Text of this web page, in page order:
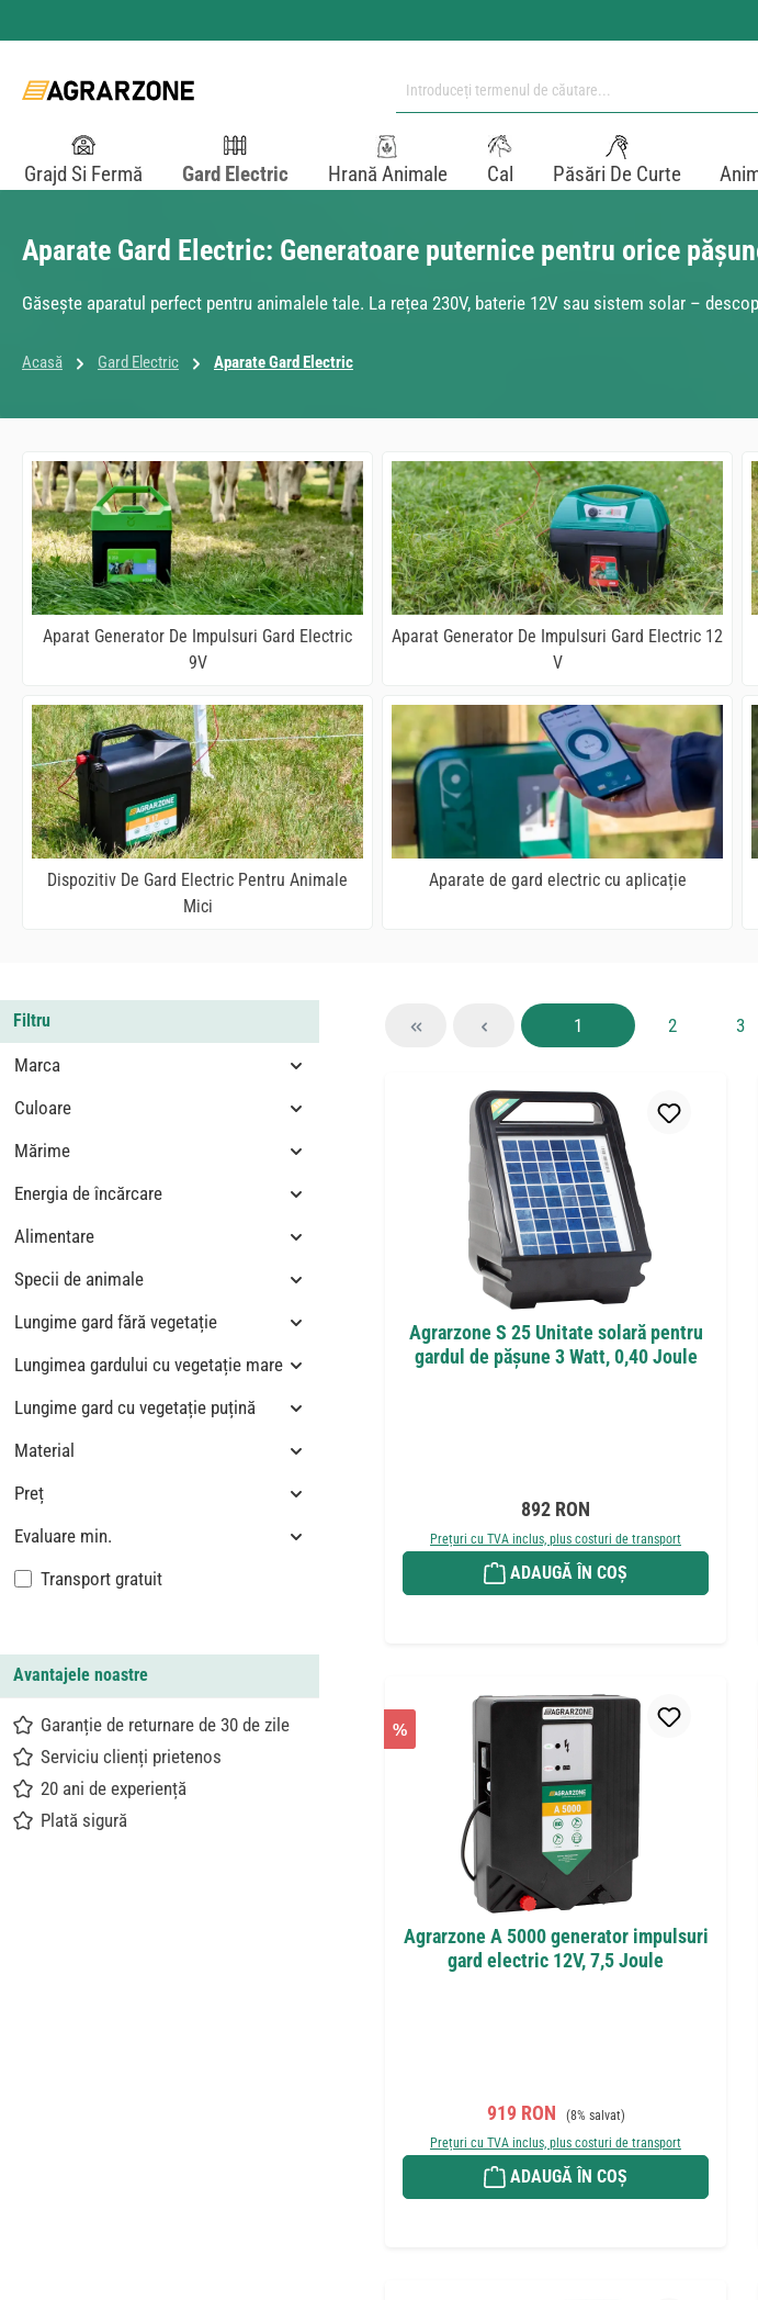
Grajd Si Fermă Gard Electric Hrană Animale Cal Păsări De Curte
Aparate Gard Electric: Generatoare puternice pentru orice
Găsește aparatul perfect pentru animalele tale. La rețea 230V, baterie 12V sau sistem solar –
Acasă Gard Electric Aparate Gard Electric
Aparat Generator De Impulsuri Gard Electric
9V
Aparat Generator De Impulsuri Gard Electric 12
V
Dispozitiv De Gard Electric Pentru Animale
Mici
Aparate de gard electric cu aplicație
Filtru
Marca
Culoare
Mărime
Energia de încărcare
Alimentare
Specii de animale
Lungime gard fără vegetație
Lungimea gardului cu vegetație mare
Lungime gard cu vegetație puțină
Material
Preț
Evaluare min.
Adaugă filtru: Livrare gratuită
Transport gratuit
Avantajele noastre
Garanție de returnare de 30 de zile
Serviciu clienți prietenos
20 ani de experiență
Plată sigură
Pagina
1 Pagina
2 3
Agrarzone S 25 Unitate solară pentru
gardul de pășune 3 Watt, 0,40 Joule
Preț obișnuit:
892 RON
Prețuri cu TVA inclus, plus costuri de transport
ADAUGĂ ÎN COȘ
%
Agrarzone A 5000 generator impulsuri
gard electric 12V, 7,5 Joule
Preț de vânzare:
919 RON Preț obișnuit:
(8% salvat)
Prețuri cu TVA inclus, plus costuri de transport
ADAUGĂ ÎN COȘ